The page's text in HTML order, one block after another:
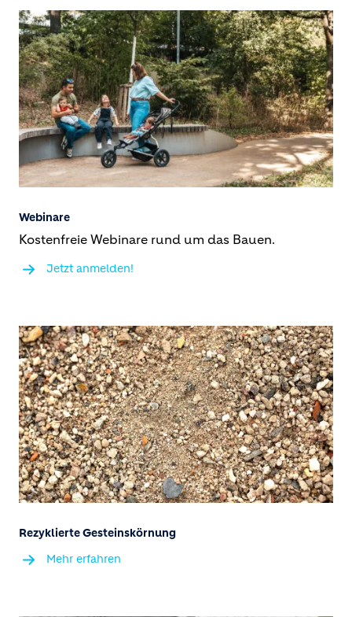
Webinare
Kostenfreie Webinare rund um das Bauen.
Jetzt anmelden!
Rezyklierte Gesteinskörnung
Mehr erfahren